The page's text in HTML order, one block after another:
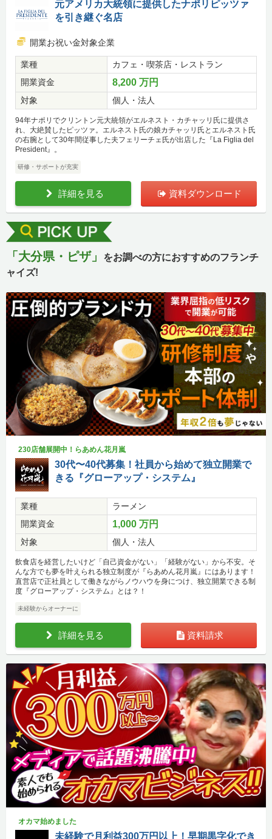
元アメリカ大統領に提供したナポリピッツァ
を引き継ぐ名店
開業お祝い金対象企業
業種
カフェ・喫茶店・レストラン
開業資金
8,200 万円
対象 個人・法人
94年ナポリでクリントン元大統領がエルネスト・カチャッリ氏に提供さ
れ、大絶賛したピッツァ。エルネスト氏の娘カチャッリ氏とエルネスト氏
の右腕として30年間従事した夫フェリーチェ氏が出店した『La Figlia del
President』。
研修・サポートが充実
詳細を見る 資料ダウンロード
「大分県・ピザ」
をお調べの方におすすめのフランチ
ャイズ!
230店舗展開中！らあめん花月嵐
30代〜40代募集！社員から始めて独立開業で
きる『グローアップ・システム』
業種
ラーメン
開業資金
1,000 万円
対象 個人・法人
飲食店を経営したいけど「自己資金がない」「経験がない」から不安。そ
んな方でも夢を叶えられる独立制度が『らあめん花月嵐』にはあります！
直営店で正社員として働きながらノウハウを身につけ、独立開業できる制
度『グローアップ・システム』とは？！
未経験からオーナーに
詳細を見る 資料請求
オカマ始めました
未経験で月利益300万円以上！早期黒字化でき